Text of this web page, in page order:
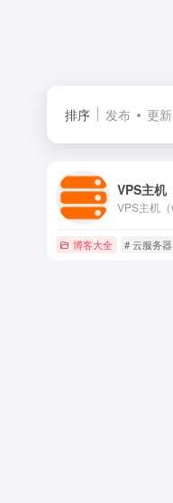
排序 发布 更新
VPS主机
博客大全 # 云服务器